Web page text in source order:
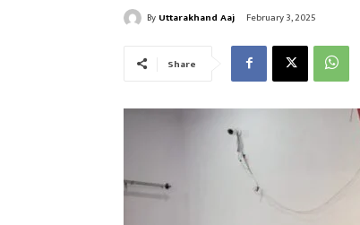
By Uttarakhand Aaj February 3, 2025
Share